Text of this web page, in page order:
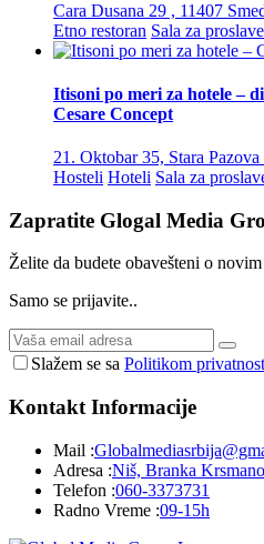
Cara Dusana 29 , 11407
Etno restoran Sala za proslave
Itisoni po meri za hotele –
Cesare Concept
21. Oktobar 35, Stara
Hosteli Hoteli Sala za
Zapratite Glogal Media
Želite da budete obavešteni o
Samo se prijavite..
Slažem se sa Politikom
Kontakt Informacije
Mail :
Adresa :Niš, Branka
Telefon :060-3373731
Radno Vreme :09-15h